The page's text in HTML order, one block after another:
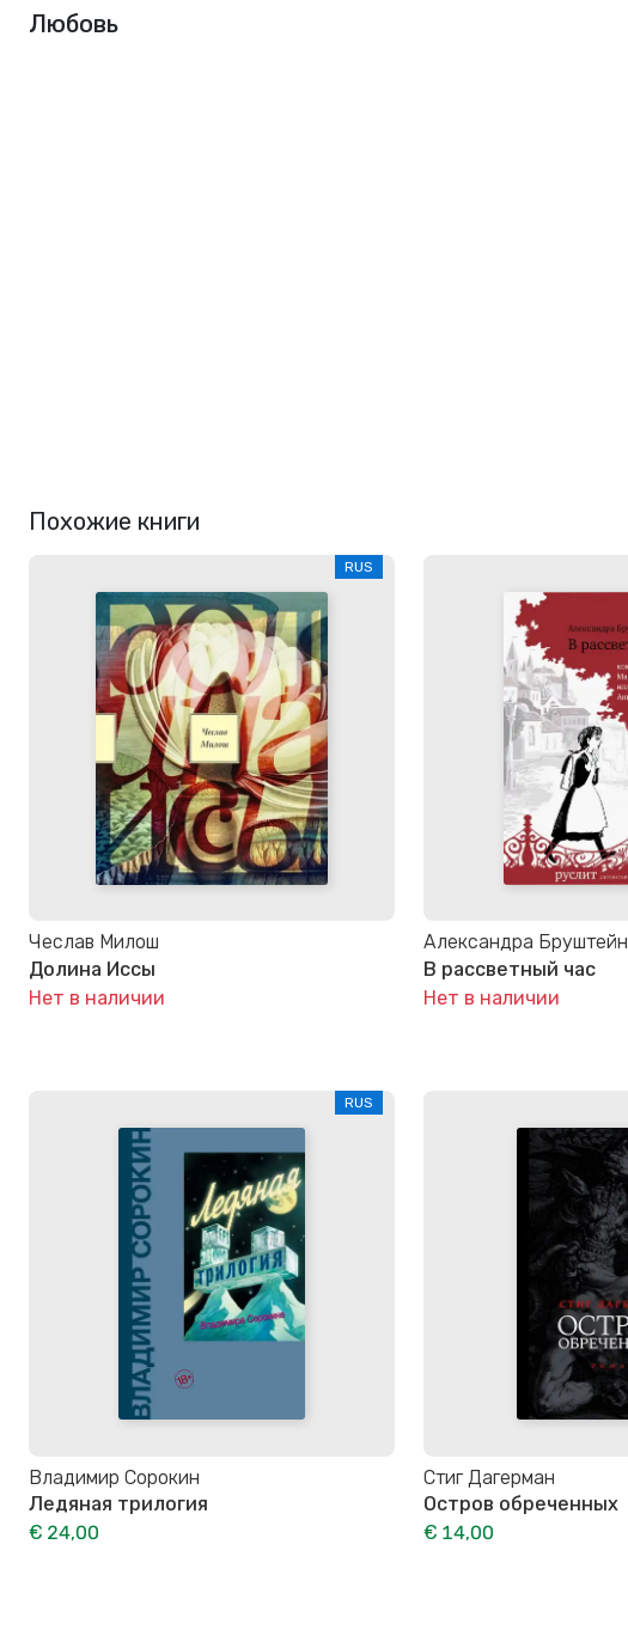
Любовь
Похожие книги
RUS
Чеслав Милош
Долина Иссы
Нет в наличии
Александра Бруштейн
В рассветный час
Нет в наличии
RUS
Владимир Сорокин
Ледяная трилогия
€ 24,00
Стиг Дагерман
Остров обреченных
€ 14,00